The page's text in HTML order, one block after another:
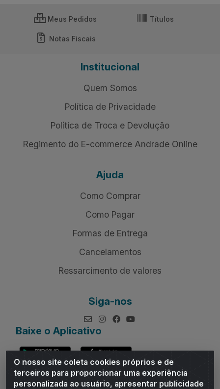
O nosso site coleta cookies próprios e de
terceiros para proporcionar uma experiência
personalizada ao usuário, apresentar publicidade
Meus Pedidos Títulos
Notas Fiscais
Institucional
Quem Somos
Política de Privacidade
Política de Troca e Devolução
Regimento do E-commerce Andrade Online
Ajuda
Como Comprar
Como Pagar
Formas de Entrega
Cancelamentos
Ressarcimento de valores
Siga-nos
Baixe o Aplicativo